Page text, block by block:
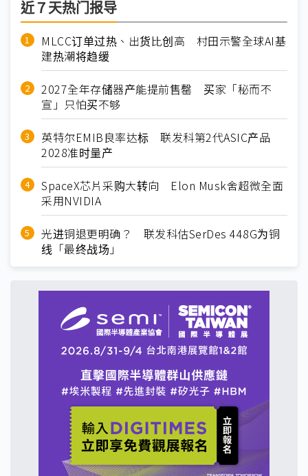
近７天热门报导
MLCC订单过热、出货比创高 村田示警全球AI基
建热潮将趋缓
2027全年存储器产能提前售罄 买家「秘而不
宣」只怕买不够
英特尔EMIB良率达标 联发科第2代ASIC产品
2028准时量产
SpaceX芯片采购大转向 Elon Musk舍超微全面
采用NVIDIA
光进铜退更明确？ 联发科估SerDes 448G为铜
线「最终战场」